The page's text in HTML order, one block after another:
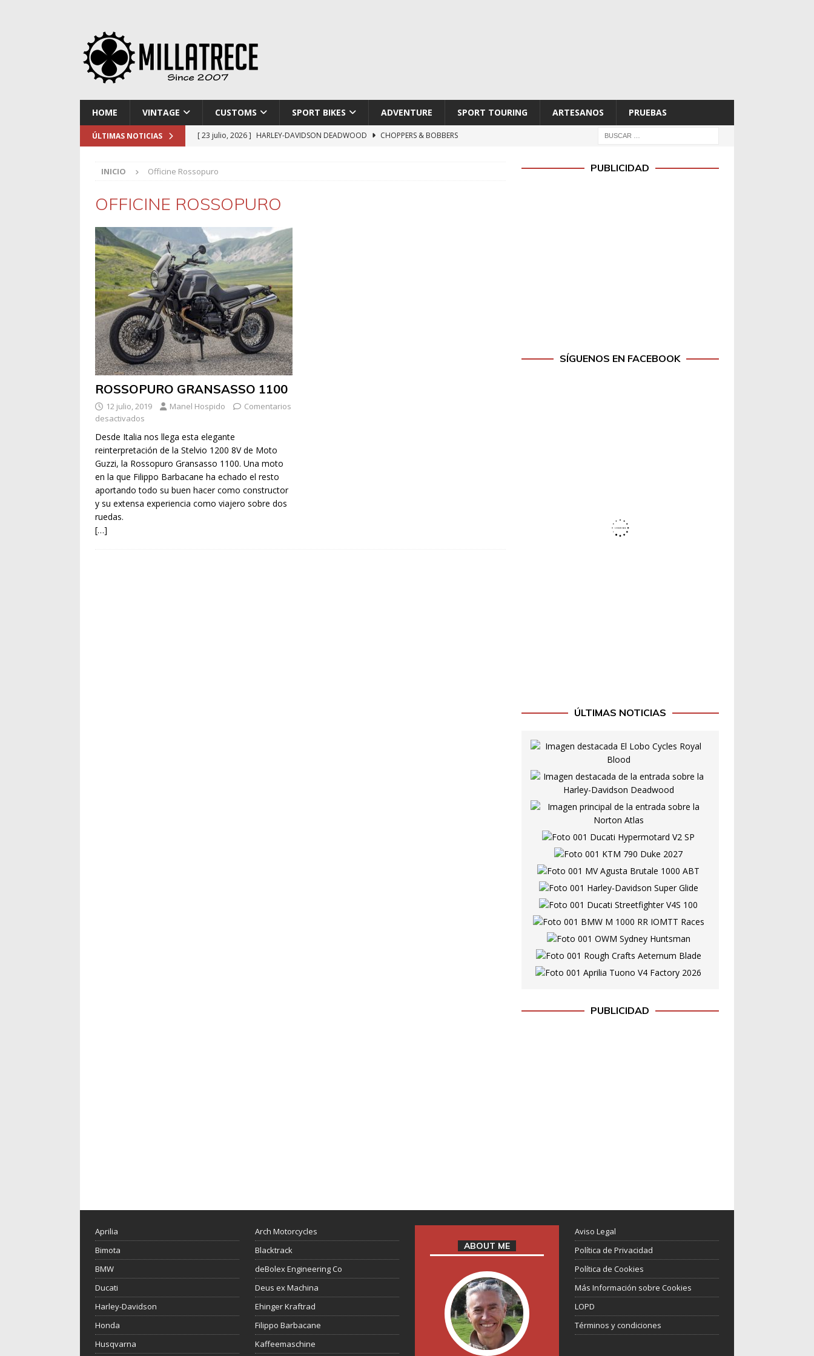
HOME VINTAGE CUSTOMS SPORT BIKES ADVENTURE SPORT TOURING ARTESANOS PRUEBAS
ÚLTIMAS NOTICIAS [ 23 julio, 2026 ] HARLEY-DAVIDSON DEADWOOD
CHOPPERS & BOBBERS
[ 9 julio, 2026 ]
[ 2 julio, 2026 ]
KTM 790 DUKE 2027
INICIO Officine Rossopuro
OFFICINE ROSSOPURO
ROSSOPURO GRANSASSO 1100
12 julio, 2019 Manel Hospido
Comentarios
desactivados
Desde Italia nos llega esta elegante
reinterpretación de la Stelvio 1200 8V de Moto
Guzzi, la Rossopuro Gransasso 1100. Una moto
en la que Filippo Barbacane ha echado el resto
aportando todo su buen hacer como constructor
y su extensa experiencia como viajero sobre dos
ruedas.
[…]
PUBLICIDAD
SÍGUENOS EN FACEBOOK
ÚLTIMAS NOTICIAS
PUBLICIDAD
Aprilia
Bimota
BMW
Ducati
Harley-Davidson
Honda
Husqvarna
Arch Motorcycles
Blacktrack
deBolex Engineering Co
Deus ex Machina
Ehinger Kraftrad
Filippo Barbacane
Kaffeemaschine
ABOUT ME
Aviso Legal
Política de Privacidad
Política de Cookies
Más Información sobre Cookies
LOPD
Términos y condiciones